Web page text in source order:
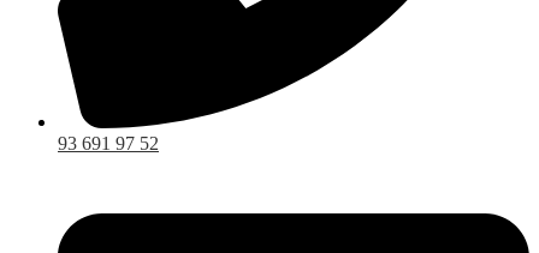
93 691 97 52